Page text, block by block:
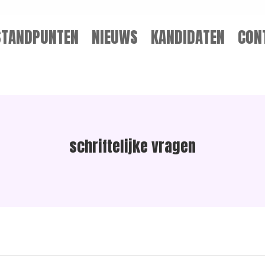
NIEUWS KANDIDATEN
schriftelijke vragen